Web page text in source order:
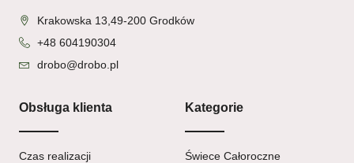
Krakowska 13,49-200 Grodków
+48 604190304
drobo@drobo.pl
Obsługa klienta
Czas realizacji
Kategorie
Świece Całoroczne